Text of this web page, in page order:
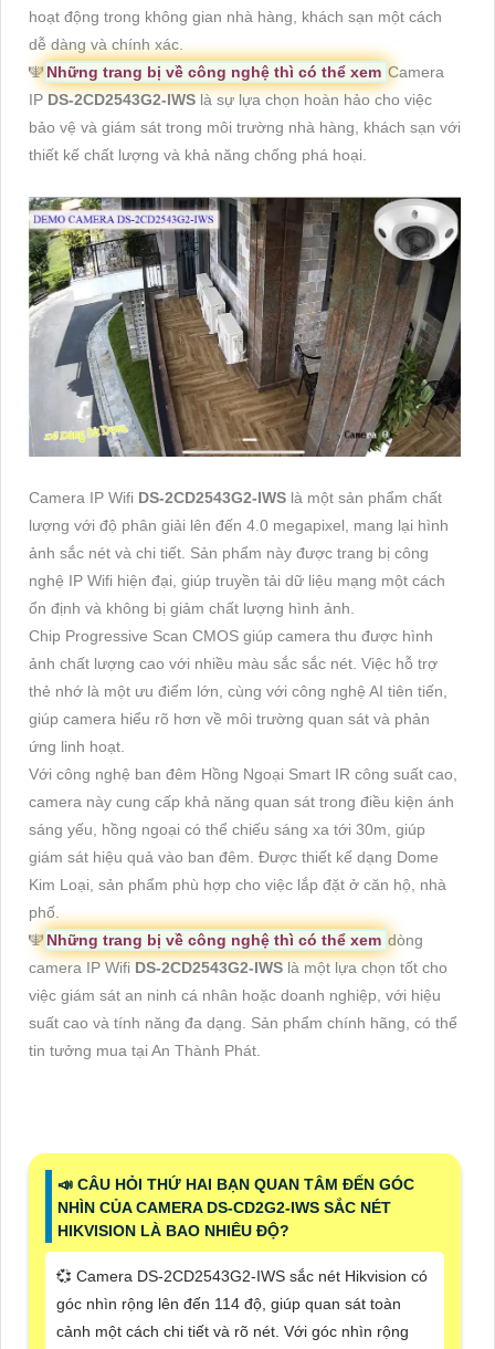
hoạt động trong không gian nhà hàng, khách sạn một cách
dễ dàng và chính xác.
🕎 Những trang bị về công nghệ thì có thể xem Camera
IP DS-2CD2543G2-IWSlà sự lựa chọn hoàn hảo cho việc
bảo vệ và giám sát trong môi trường nhà hàng, khách sạn với
thiết kế chất lượng và khả năng chống phá hoại.
Camera IP Wifi DS-2CD2543G2-IWS là một sản phẩm chất
lượng với độ phân giải lên đến 4.0 megapixel, mang lại hình
ảnh sắc nét và chi tiết. Sản phẩm này được trang bị công
nghệ IP Wifi hiện đại, giúp truyền tải dữ liệu mạng một cách
ổn định và không bị giảm chất lượng hình ảnh.
Chip Progressive Scan CMOS giúp camera thu được hình
ảnh chất lượng cao với nhiều màu sắc sắc nét. Việc hỗ trợ
thẻ nhớ là một ưu điểm lớn, cùng với công nghệ AI tiên tiến,
giúp camera hiểu rõ hơn về môi trường quan sát và phản
ứng linh hoạt.
Với công nghệ ban đêm Hồng Ngoại Smart IR công suất cao,
camera này cung cấp khả năng quan sát trong điều kiện ánh
sáng yếu, hồng ngoại có thể chiếu sáng xa tới 30m, giúp
giám sát hiệu quả vào ban đêm. Được thiết kế dạng Dome
Kim Loại, sản phẩm phù hợp cho việc lắp đặt ở căn hộ, nhà
phố.
🕎 Những trang bị về công nghệ thì có thể xem dòng
camera IP WifiDS-2CD2543G2-IWSlà một lựa chọn tốt cho
việc giám sát an ninh cá nhân hoặc doanh nghiệp, với hiệu
suất cao và tính năng đa dạng. Sản phẩm chính hãng, có thể
tin tưởng mua tại An Thành Phát.
📣 CÂU HỎI THỨ HAI BẠN QUAN TÂM ĐẾN GÓC
NHÌN CỦA CAMERA DS-CD2G2-IWS SẮC NÉT
HIKVISION LÀ BAO NHIÊU ĐỘ?
💞 Camera DS-2CD2543G2-IWS sắc nét Hikvision có
góc nhìn rộng lên đến 114 độ, giúp quan sát toàn
cảnh một cách chi tiết và rõ nét. Với góc nhìn rộng